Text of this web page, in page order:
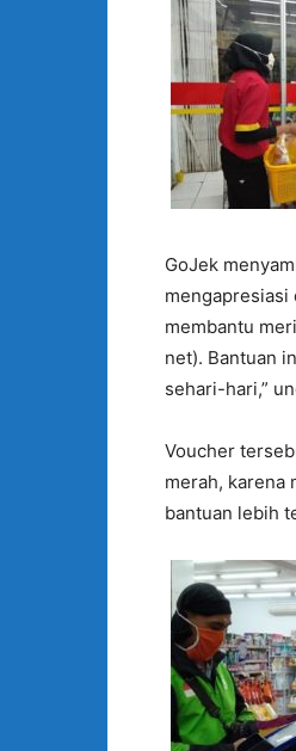
GoJek
mengapresiasi
membantu
net). Bantuan
sehari-hari,”
Voucher
merah, karena
bantuan lebih